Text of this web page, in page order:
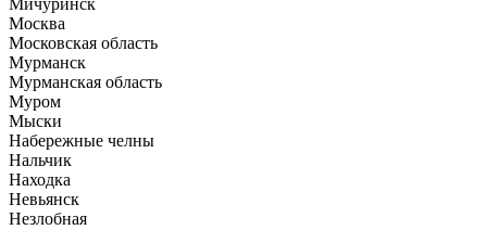
Москва
Московская область
Мурманск
Мурманская область
Муром
Мыски
Набережные челны
Нальчик
Находка
Невьянск
Незлобная